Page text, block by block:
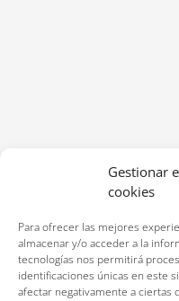
Gestionar
cookies
Para ofrecer las mejores
almacenar y/o acceder a la
tecnologías nos permitirá
identificaciones únicas en este
afectar negativamente a ciertas